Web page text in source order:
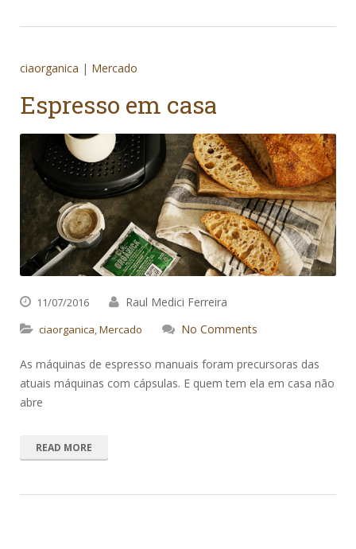
ciaorganica | Mercado
Espresso em casa
11/07/2016 Raul Medici Ferreira
ciaorganica,Mercado No Comments
As máquinas de espresso manuais foram precursoras das
atuais máquinas com cápsulas. E quem tem ela em casa não
abre
READ MORE